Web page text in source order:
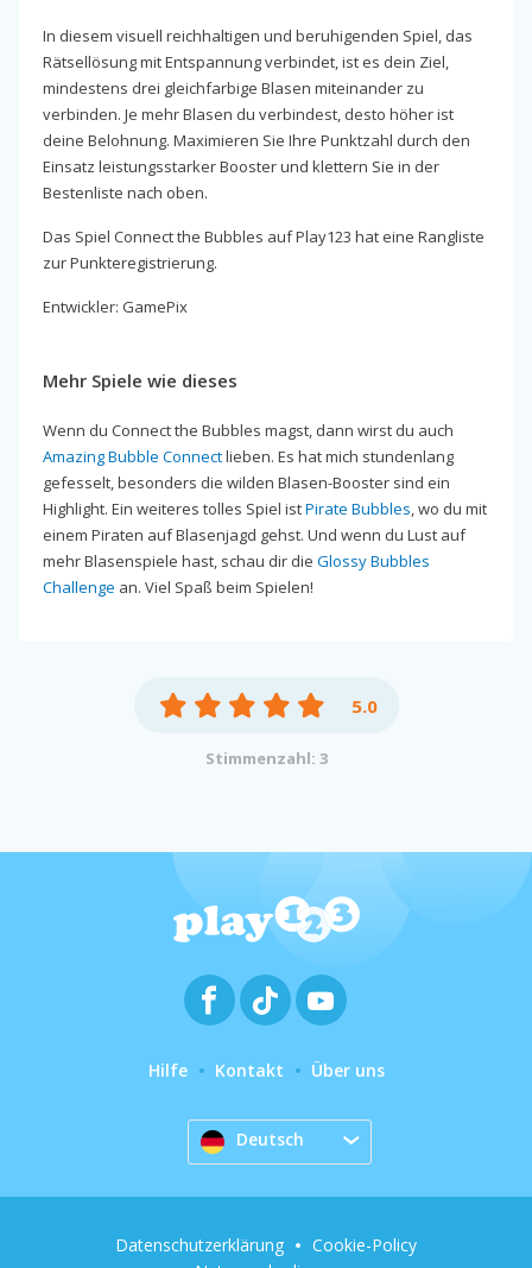
In diesem visuell reichhaltigen und beruhigenden Spiel, das
Rätsellösung mit Entspannung verbindet, ist es dein Ziel,
mindestens drei gleichfarbige Blasen miteinander zu
verbinden. Je mehr Blasen du verbindest, desto höher ist
deine Belohnung. Maximieren Sie Ihre Punktzahl durch den
Einsatz leistungsstarker Booster und klettern Sie in der
Bestenliste nach oben.
Das Spiel Connect the Bubbles auf Play123 hat eine Rangliste
zur Punkteregistrierung.
Entwickler: GamePix
Mehr Spiele wie dieses
Wenn du Connect the Bubbles magst, dann wirst du auch
Amazing Bubble Connectlieben. Es hat mich stundenlang
gefesselt, besonders die wilden Blasen-Booster sind ein
Highlight. Ein weiteres tolles Spiel istPirate Bubbles, wo du mit
einem Piraten auf Blasenjagd gehst. Und wenn du Lust auf
mehr Blasenspiele hast, schau dir die Glossy Bubbles
Challenge an. Viel Spaß beim Spielen!
5.0
Stimmenzahl: 3
Hilfe Kontakt Über uns
Deutsch
Datenschutzerklärung
Cookie-Policy